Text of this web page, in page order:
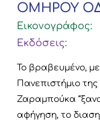
ΟΜΗΡΟΥ
Εικονογράφος:
Εκδόσεις:
Το βραβευμένο,
Πανεπιστήμιο
Ζαραμπούκα
αφήγηση, το